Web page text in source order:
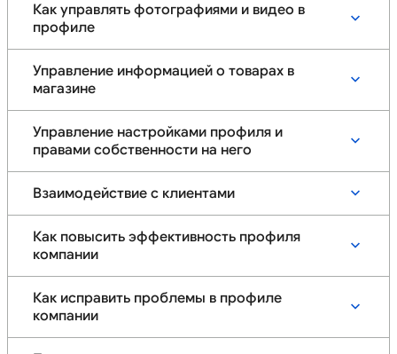
Как управлять фотографиями и видео в
профиле
Управление информацией о товарах в
магазине
Управление настройками профиля и
правами собственности на него
Взаимодействие с клиентами
Как повысить эффективность профиля
компании
Как исправить проблемы в профиле
компании